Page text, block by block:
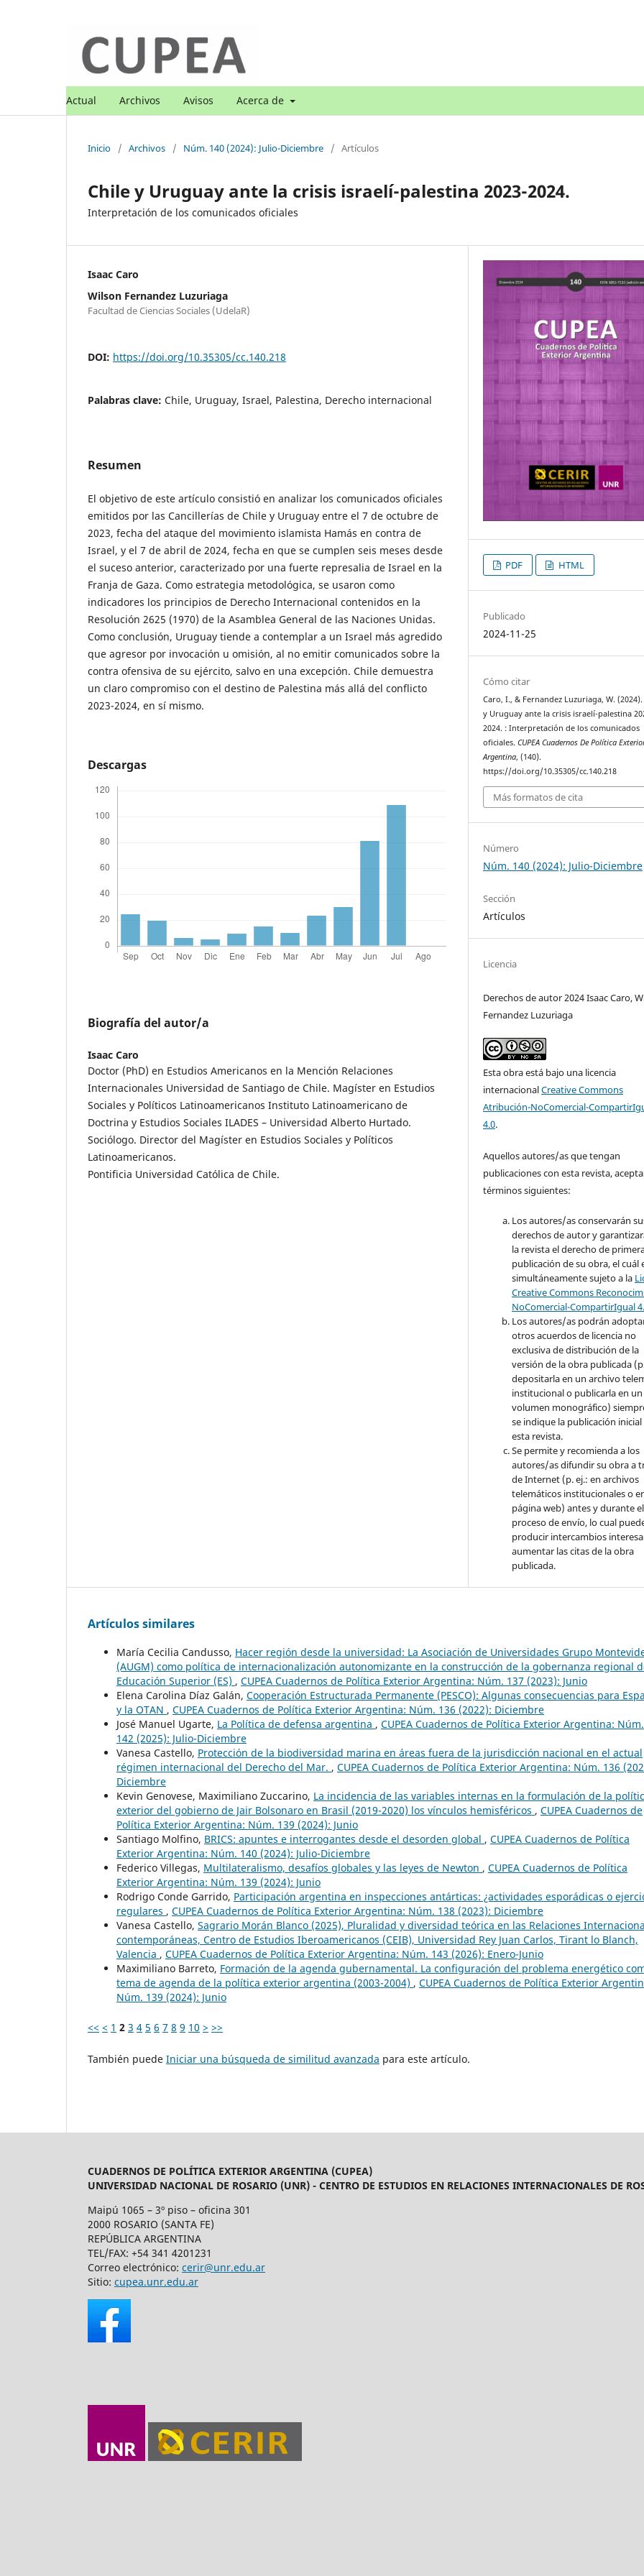
Actual Archivos Avisos Acerca de
Inicio / Archivos / Núm. 140 (2024): Julio-Diciembre / Artículos
Chile y Uruguay ante la crisis israelí-palestina 2023-2024.
Interpretación de los comunicados oficiales
Isaac Caro
Wilson Fernandez Luzuriaga
Facultad de Ciencias Sociales (UdelaR)
DOI: https://doi.org/10.35305/cc.140.218
Palabras clave: Chile, Uruguay, Israel, Palestina, Derecho internacional
Resumen
El objetivo de este artículo consistió en analizar los comunicados oficiales
emitidos por las Cancillerías de Chile y Uruguay entre el 7 de octubre de
2023, fecha del ataque del movimiento islamista Hamás en contra de
Israel, y el 7 de abril de 2024, fecha en que se cumplen seis meses desde
el suceso anterior, caracterizado por una fuerte represalia de Israel en la
Franja de Gaza. Como estrategia metodológica, se usaron como
indicadores los principios de Derecho Internacional contenidos en la
Resolución 2625 (1970) de la Asamblea General de las Naciones Unidas.
Como conclusión, Uruguay tiende a contemplar a un Israel más agredido
que agresor por invocación u omisión, al no emitir comunicados sobre la
contra ofensiva de su ejército, salvo en una excepción. Chile demuestra
un claro compromiso con el destino de Palestina más allá del conflicto
2023-2024, en sí mismo.
Descargas
Biografía del autor/a
Isaac Caro
Doctor (PhD) en Estudios Americanos en la Mención Relaciones
Internacionales Universidad de Santiago de Chile. Magíster en Estudios
Sociales y Políticos Latinoamericanos Instituto Latinoamericano de
Doctrina y Estudios Sociales ILADES – Universidad Alberto Hurtado.
Sociólogo. Director del Magíster en Estudios Sociales y Políticos
Latinoamericanos.
Pontificia Universidad Católica de Chile.
PDF HTML
Publicado
2024-11-25
Cómo citar
Caro, I., & Fernandez Luzuriaga, W.
y Uruguay ante la crisis israelí-palestina
2024. : Interpretación de los comunicados
oficiales.CUPEA Cuadernos De Política
Argentina, (140).
https://doi.org/10.35305/cc.140.218
Más formatos de cita
Número
Núm. 140 (2024): Julio-Diciembre
Sección
Artículos
Licencia
Derechos de autor 2024 Isaac Caro,
Fernandez Luzuriaga
Esta obra está bajo una licencia
internacionalCreative Commons
Atribución-NoComercial-
4.0.
Aquellos autores/as que tengan
publicaciones con esta revista,
términos siguientes:
Los autores/as conservarán
derechos de autor y
la revista el derecho de
publicación de su obra, el cuál
simultáneamente sujeto a la
Creative Commons
NoComercial-CompartirIgual
Los autores/as podrán
otros acuerdos de licencia no
exclusiva de distribución de la
versión de la obra publicada
depositarla en un archivo
institucional o publicarla en un
volumen monográfico)
se indique la publicación inicial
esta revista.
Se permite y recomienda a los
autores/as difundir su obra a
de Internet (p. ej.: en archivos
telemáticos institucionales o
página web) antes y durante el
proceso de envío, lo cual
producir intercambios
aumentar las citas de la obra
publicada.
Artículos similares
María Cecilia Candusso, Hacer región desde la universidad: La Asociación de Universidades Grupo
(AUGM) como política de internacionalización autonomizante en la construcción de la gobernanza regional
Educación Superior (ES) , CUPEA Cuadernos de Política Exterior Argentina: Núm. 137 (2023): Junio
Elena Carolina Díaz Galán, Cooperación Estructurada Permanente (PESCO): Algunas consecuencias para
y la OTAN , CUPEA Cuadernos de Política Exterior Argentina: Núm. 136 (2022): Diciembre
José Manuel Ugarte, La Política de defensa argentina , CUPEA Cuadernos de Política Exterior Argentina: Núm.
142 (2025): Julio-Diciembre
Vanesa Castello, Protección de la biodiversidad marina en áreas fuera de la jurisdicción nacional en el actual
régimen internacional del Derecho del Mar. , CUPEA Cuadernos de Política Exterior Argentina: Núm. 136
Diciembre
Kevin Genovese, Maximiliano Zuccarino, La incidencia de las variables internas en la formulación de la
exterior del gobierno de Jair Bolsonaro en Brasil (2019-2020) los vínculos hemisféricos , CUPEA Cuadernos de
Política Exterior Argentina: Núm. 139 (2024): Junio
Santiago Molfino, BRICS: apuntes e interrogantes desde el desorden global , CUPEA Cuadernos de Política
Exterior Argentina: Núm. 140 (2024): Julio-Diciembre
Federico Villegas, Multilateralismo, desafíos globales y las leyes de Newton , CUPEA Cuadernos de Política
Exterior Argentina: Núm. 139 (2024): Junio
Rodrigo Conde Garrido, Participación argentina en inspecciones antárticas: ¿actividades esporádicas o
regulares , CUPEA Cuadernos de Política Exterior Argentina: Núm. 138 (2023): Diciembre
Vanesa Castello, Sagrario Morán Blanco (2025), Pluralidad y diversidad teórica en las Relaciones
contemporáneas, Centro de Estudios Iberoamericanos (CEIB), Universidad Rey Juan Carlos, Tirant lo Blanch,
Valencia , CUPEA Cuadernos de Política Exterior Argentina: Núm. 143 (2026): Enero-Junio
Maximiliano Barreto, Formación de la agenda gubernamental. La configuración del problema energético
tema de agenda de la política exterior argentina (2003-2004) , CUPEA Cuadernos de Política Exterior
Núm. 139 (2024): Junio
<< < 1 2 3 4 5 6 7 8 9 10 > >>
También puede Iniciar una búsqueda de similitud avanzada para este artículo.
CUADERNOS DE POLÍTICA EXTERIOR ARGENTINA (CUPEA)
UNIVERSIDAD NACIONAL DE ROSARIO (UNR) - CENTRO DE ESTUDIOS EN RELACIONES INTERNACIONALES DE
Maipú 1065 – 3º piso – oficina 301
2000 ROSARIO (SANTA FE)
REPÚBLICA ARGENTINA
TEL/FAX: +54 341 4201231
Correo electrónico: cerir@unr.edu.ar
Sitio: cupea.unr.edu.ar